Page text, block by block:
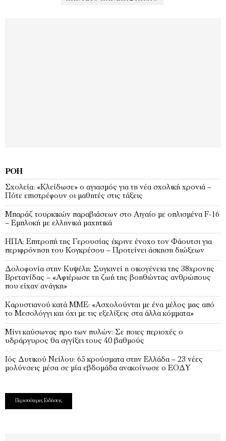
ΡΟΉ
Σχολεία: «Κλείδωσε» ο αγιασμός για τη νέα σχολική χρονιά –
Πότε επιστρέφουν οι μαθητές στις τάξεις
Μπαράζ τουρκικών παραβιάσεων στο Αιγαίο με οπλισμένα F-16
– Εμπλοκή με ελληνικά μαχητικά
ΗΠΑ: Επιτροπή της Γερουσίας έκρινε ένοχο τον Φάουτσι για
περιφρόνηση του Κογκρέσου – Προτείνει άσκηση διώξεων
Δολοφονία στην Κυψέλη: Συγκινεί η οικογένεια της 38χρονης
Βρετανίδας – «Αφιέρωσε τη ζωή της βοηθώντας ανθρώπους
που είχαν ανάγκη»
Καρυστιανού κατά ΜΜΕ: «Ασχολούνται με ένα μέλος μας από
το Μεσολόγγι και όχι με τις εξελίξεις στα άλλα κόμματα»
Μίνι καύσωνας προ των πυλών: Σε ποιες περιοχές ο
υδράργυρος θα αγγίξει τους 40 βαθμούς
Ιός Δυτικού Νείλου: 65 κρούσματα στην Ελλάδα – 23 νέες
μολύνσεις μέσα σε μία εβδομάδα ανακοίνωσε ο ΕΟΔΥ
Περισσότερες Ειδήσεις